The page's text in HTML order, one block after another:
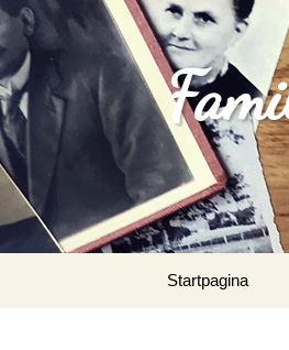
naar
Startpagina